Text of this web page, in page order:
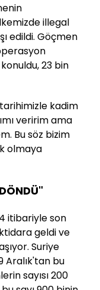
illegal
edildi. Göçmen
23 bin
kadim
veririm ama
Bu söz bizim
olmaya
itibariyle son
geldi ve
Suriye
Aralık'tan bu
sayısı 200